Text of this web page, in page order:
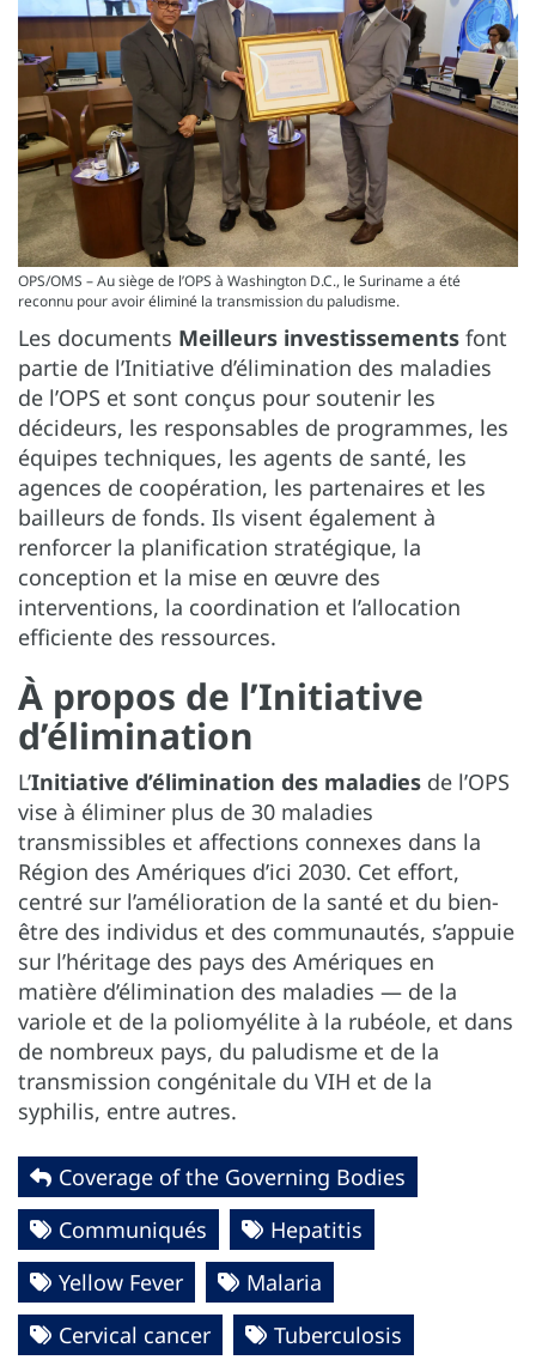
OPS/OMS – Au siège de l’OPS à Washington D.C., le Suriname a été
reconnu pour avoir éliminé la transmission du paludisme.
Les documents Meilleurs investissements font
partie de l’Initiative d’élimination des maladies
de l’OPS et sont conçus pour soutenir les
décideurs, les responsables de programmes, les
équipes techniques, les agents de santé, les
agences de coopération, les partenaires et les
bailleurs de fonds. Ils visent également à
renforcer la planification stratégique, la
conception et la mise en œuvre des
interventions, la coordination et l’allocation
efficiente des ressources.
À propos de l’Initiative
d’élimination
L’Initiative d’élimination des maladies de l’OPS
vise à éliminer plus de 30 maladies
transmissibles et affections connexes dans la
Région des Amériques d’ici 2030. Cet effort,
centré sur l’amélioration de la santé et du bien-
être des individus et des communautés, s’appuie
sur l’héritage des pays des Amériques en
matière d’élimination des maladies — de la
variole et de la poliomyélite à la rubéole, et dans
de nombreux pays, du paludisme et de la
transmission congénitale du VIH et de la
syphilis, entre autres.
Coverage of the Governing Bodies
Communiqués
Hepatitis
Yellow Fever
Malaria
Cervical cancer
Tuberculosis